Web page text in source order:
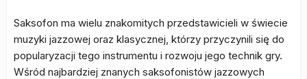
Saksofon ma wielu znakomitych przedstawicieli w świecie
muzyki jazzowej oraz klasycznej, którzy przyczynili się do
popularyzacji tego instrumentu i rozwoju jego technik gry.
Wśród najbardziej znanych saksofonistów jazzowych